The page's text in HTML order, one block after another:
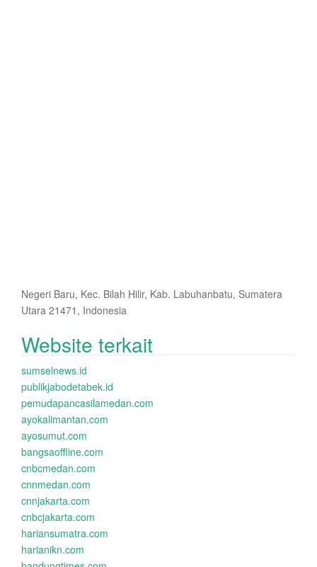
Negeri Baru, Kec. Bilah Hilir, Kab. Labuhanbatu, Sumatera
Utara 21471, Indonesia
Website terkait
sumselnews.id
publikjabodetabek.id
pemudapancasilamedan.com
ayokalimantan.com
ayosumut.com
bangsaoffline.com
cnbcmedan.com
cnnmedan.com
cnnjakarta.com
cnbcjakarta.com
hariansumatra.com
harianikn.com